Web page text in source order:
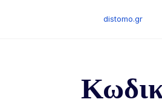
distomo.gr